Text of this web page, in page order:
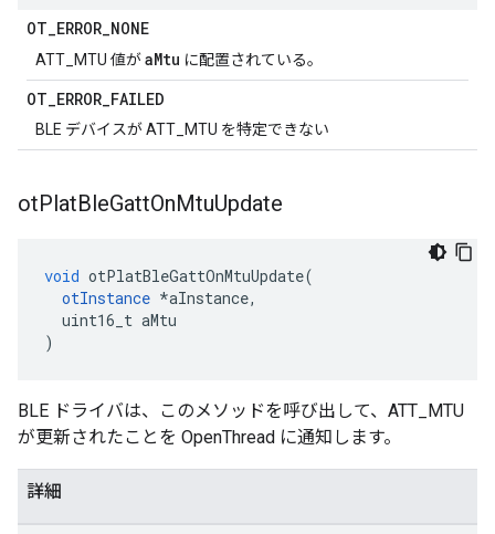
OT_ERROR_NONE
ATT_MTU 値がaMtu に配置されている。
OT_ERROR_FAILED
BLE デバイスが ATT_MTU を特定できない
otPlatBleGattOnMtuUpdate
void otPlatBleGattOnMtuUpdate(
otInstance *aInstance,
uint16_t aMtu
)
BLE ドライバは、このメソッドを呼び出して、ATT_MTU
が更新されたことを OpenThread に通知します。
詳細